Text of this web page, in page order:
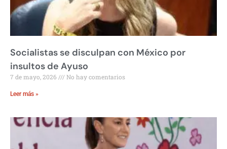
Socialistas se disculpan con México por
insultos de Ayuso
7 de mayo, 2026 No hay comentarios
Leer más »